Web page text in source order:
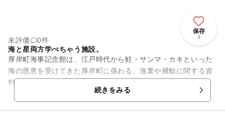
保存
3
未評価
0件
海と星両方学べちゃう施設。
厚岸町海事記念館は、江戸時代から鮭・サンマ・カキといった
海の恩恵を受けてきた厚岸町に係わる、漁業や捕鯨に関する資
料を展示している大型資料館です。 １階には、厚岸湾の牡蛎養
殖史、捕鯨史、漁船エン...続きをみる